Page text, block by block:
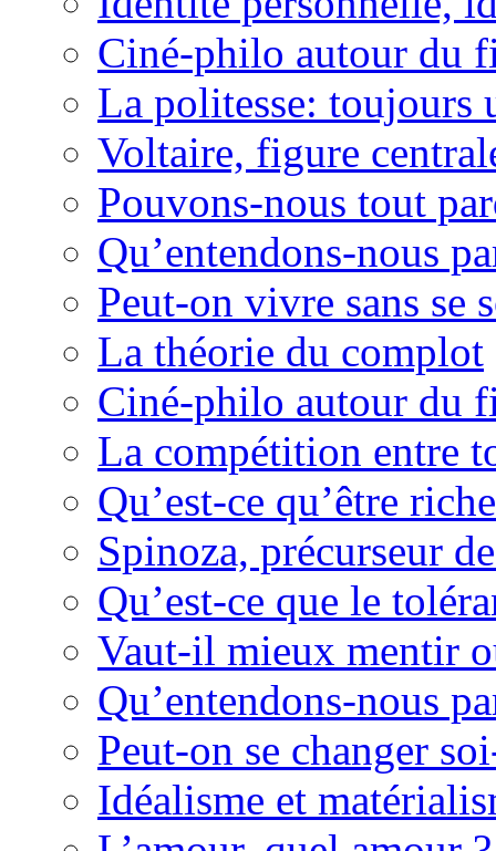
Ciné-philo autour du
La politesse: toujours
Voltaire, figure
Pouvons-nous tout
Qu’entendons-nous
Peut-on vivre sans se
La théorie du complot
Ciné-philo autour du
La compétition entre
Qu’est-ce qu’être
Spinoza, précurseur
Qu’est-ce que le
Vaut-il mieux mentir
Qu’entendons-nous
Peut-on se changer
Idéalisme et